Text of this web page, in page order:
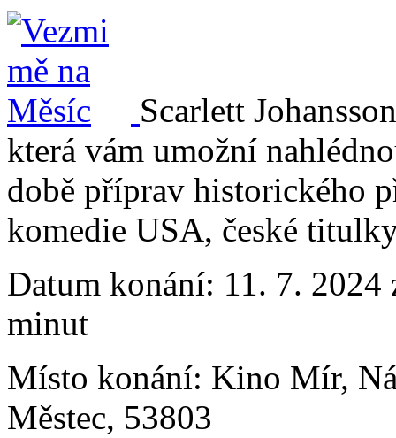
Scarlett
která vám umožní
době příprav historického
komedie USA, české
Datum konání: 11. 7. 2024
minut
Místo konání: Kino Mír,
Městec, 53803